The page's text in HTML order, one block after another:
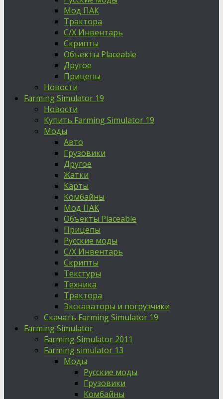
Мод ПАК
Трактора
С/Х Инвентарь
Скрипты
Объекты Placeable
Другое
Прицепы
Новости
Farming Simulator 19
Новости
Купить Farming Simulator 19
Моды
Авто
Грузовики
Другое
Жатки
Карты
Комбайны
Мод ПАК
Объекты Placeable
Прицепы
Русские моды
С/Х Инвентарь
Скрипты
Текстуры
Техника
Трактора
Экскаваторы и погрузчики
Скачать Farming Simulator 19
Farming Simulator
Farming Simulator 2011
Farming simulator 13
Моды
Русские моды
Грузовики
Комбайны